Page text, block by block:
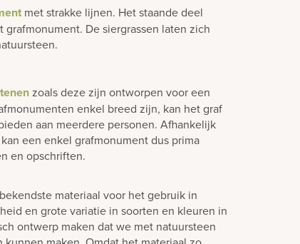
met strakke lijnen. Het staande deel
De siergrassen laten zich
zoals deze zijn ontworpen voor een
enkel breed zijn, kan het graf
aan meerdere personen. Afhankelijk
een enkel grafmonument dus prima
en opschriften.
materiaal voor het gebruik in
en grote variatie in soorten en kleuren in
ontwerp maken dat we met natuursteen